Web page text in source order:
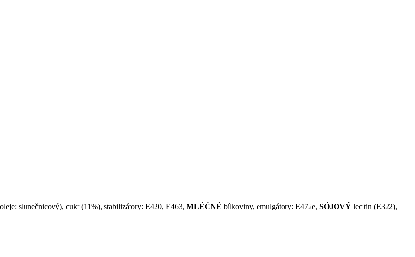
slunečnicový), cukr (11%), stabilizátory: E420, E463, MLÉČNÉ bílkoviny, emulgátory: E472e, SÓJOVÝ lecitin (E322),